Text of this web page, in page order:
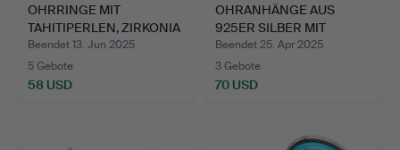
OHRRINGE MIT
TAHITIPERLEN, ZIRKONIA
AUS 92…
Beendet 13. Jun 2025
5 Gebote
58 USD
OHRANHÄNGE AUS
925ER SILBER MIT
MUSCHELKER…
Beendet 25. Apr 2025
3 Gebote
70 USD